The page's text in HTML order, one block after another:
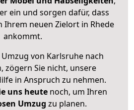
ein und sorgen dafür, dass
Ihrem neuen Zielort in Rhede
ankommt.
von Karlsruhe nach
zögern Sie nicht, unsere
in Anspruch zu nehmen.
uns heutenoch, um Ihren
Umzug zu planen.